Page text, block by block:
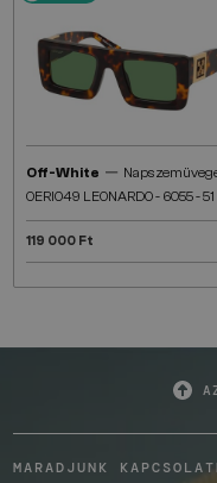
Off-White —
OERI049 LEONARDO - 6055 - 51
119 000 Ft
MARADJUNK